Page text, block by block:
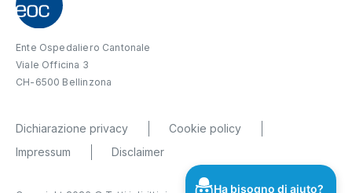
Ente Ospedaliero Cantonale
Viale Officina 3
CH-6500 Bellinzona
Dichiarazione privacy
Cookie policy
Impressum
Disclaimer
Ha bisogno di aiuto?